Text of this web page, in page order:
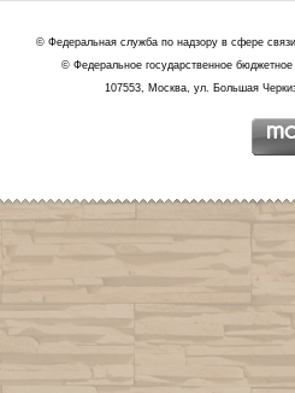
© Федеральная служба по надзору в сфере
© Федеральное государственное
107553, Москва, ул. Большая